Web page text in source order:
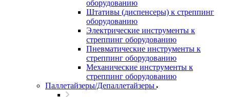
оборудованию
Штативы (диспенсеры) к стреппинг
оборудованию
Электрические инструменты к
стреппинг оборудованию
Пневматические инструменты к
стреппинг оборудованию
Механические инструменты к
стреппинг оборудованию
Паллетайзеры/Депаллетайзеры